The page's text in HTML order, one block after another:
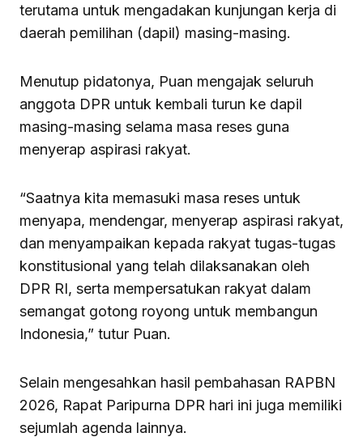
terutama untuk mengadakan kunjungan kerja di
daerah pemilihan (dapil) masing-masing.
Menutup pidatonya, Puan mengajak seluruh
anggota DPR untuk kembali turun ke dapil
masing-masing selama masa reses guna
menyerap aspirasi rakyat.
“Saatnya kita memasuki masa reses untuk
menyapa, mendengar, menyerap aspirasi rakyat,
dan menyampaikan kepada rakyat tugas-tugas
konstitusional yang telah dilaksanakan oleh
DPR RI, serta mempersatukan rakyat dalam
semangat gotong royong untuk membangun
Indonesia,” tutur Puan.
Selain mengesahkan hasil pembahasan RAPBN
2026, Rapat Paripurna DPR hari ini juga memiliki
sejumlah agenda lainnya.